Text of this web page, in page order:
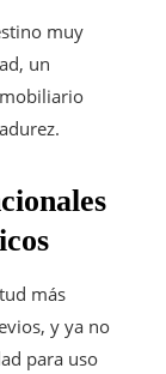
muy
un
más
y ya no
para uso